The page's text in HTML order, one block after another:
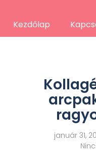
Kezdőlap
január 31,